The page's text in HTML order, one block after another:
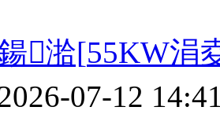
湁[55KW涓
07-12